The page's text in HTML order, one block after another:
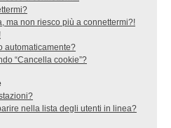
ma non riesco più a connettermi?!
automaticamente?
“Cancella cookie”?
nella lista degli utenti in linea?